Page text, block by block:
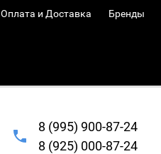
Оплата и Доставка Бренды
8 (995) 900-87-24
8 (925) 000-87-24